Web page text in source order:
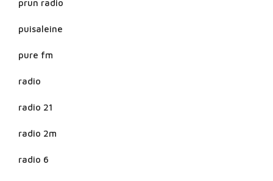
prun radio
puisaleine
pure fm
radio
radio 21
radio 2m
radio 6